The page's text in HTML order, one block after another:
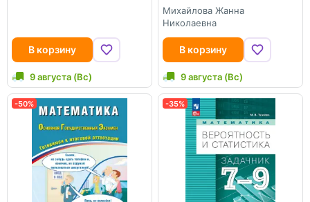
В корзину
9 августа (Вс)
Михайлова Жанна
Николаевна
В корзину
9 августа (Вс)
-50% -35%